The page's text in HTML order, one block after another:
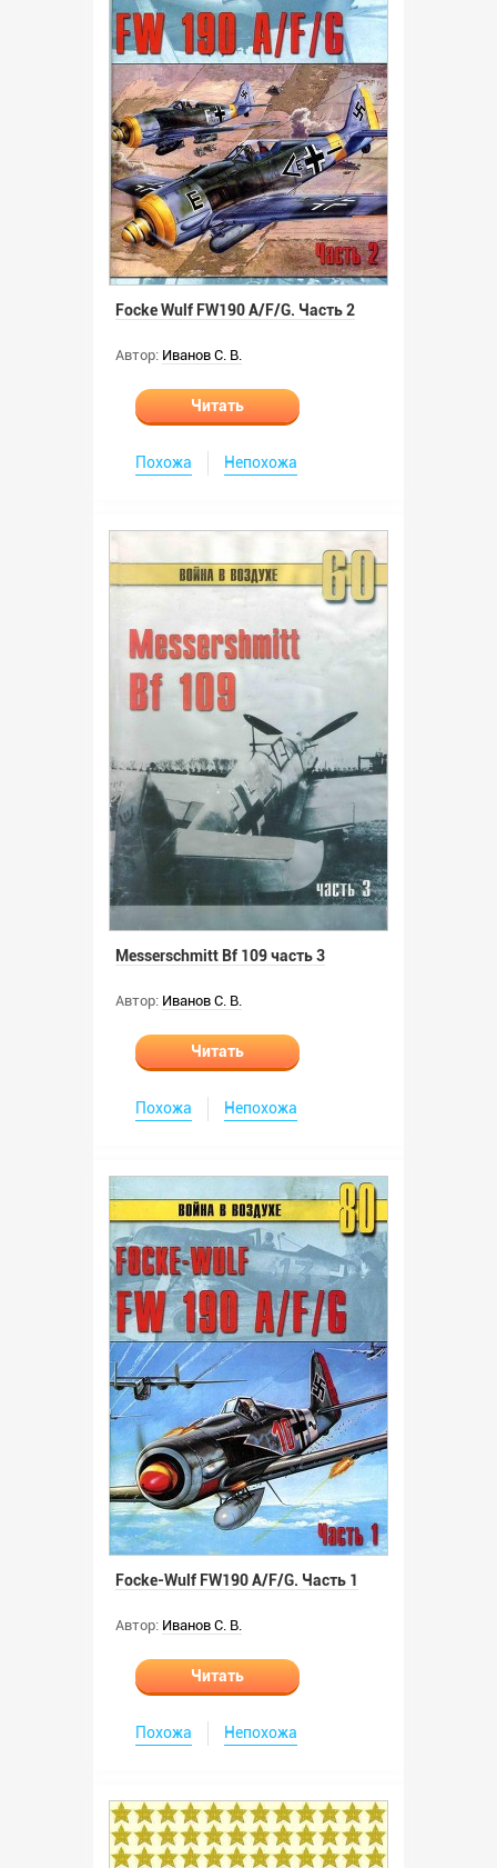
Focke Wulf FW190 A/F/G. Часть 2
Автор: Иванов С. В.
Читать
Похожа Непохожа
Messerschmitt Bf 109 часть 3
Автор: Иванов С. В.
Читать
Похожа Непохожа
Focke-Wulf FW190 A/F/G. Часть 1
Автор: Иванов С. В.
Читать
Похожа Непохожа